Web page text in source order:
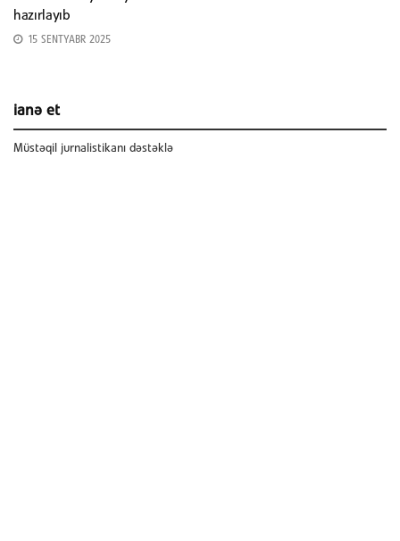
hazırlayıb
15 SENTYABR 2025
ianə et
Müstəqil jurnalistikanı dəstəklə